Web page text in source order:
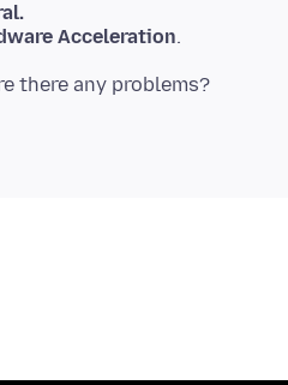
Acceleration